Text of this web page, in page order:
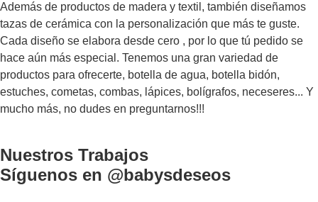
Además de productos de madera y textil, también diseñamos
tazas de cerámica con la personalización que más te guste.
Cada diseño se elabora desde cero , por lo que tú pedido se
hace aún más especial. Tenemos una gran variedad de
productos para ofrecerte, botella de agua, botella bidón,
estuches, cometas, combas, lápices, bolígrafos, neceseres... Y
mucho más, no dudes en preguntarnos!!!
Nuestros Trabajos
Síguenos en @babysdeseos